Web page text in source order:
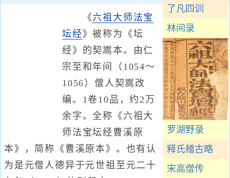
了凡四训
林间录
罗湖野录
释氏稽古略
宋高僧传
《六祖大师法宝
坛经》被称为《坛
经》的契嵩本。由仁
宗至和年间（1054～
1056）僧人契嵩改
编。1卷10品，约2万
余字。全称《六祖大
师法宝坛经曹溪原
本》，简称《曹溪原本》。也有认
为是元僧人德异于元世祖至元二十